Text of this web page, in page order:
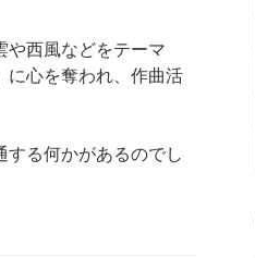
や西風などをテーマ
に心を奪われ、作曲活
する何かがあるのでし